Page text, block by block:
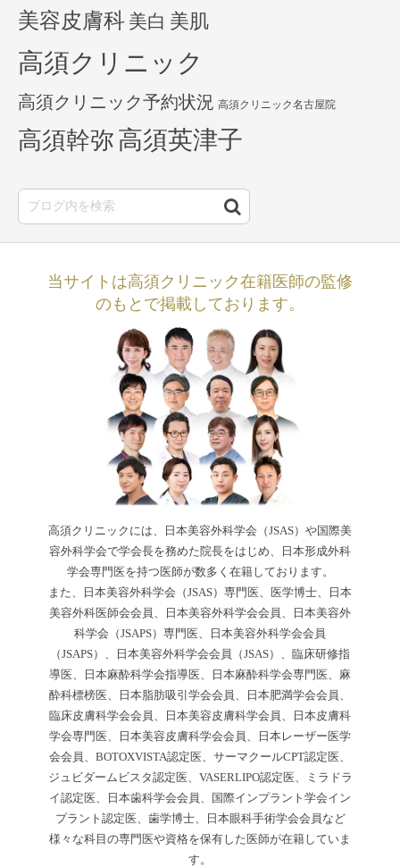
美容皮膚科 美白 美肌
高須クリニック
高須クリニック予約状況 高須クリニック名古屋院
高須幹弥 高須英津子
当サイトは高須クリニック在籍医師の監修
のもとで掲載しております。
高須クリニックには、日本美容外科学会（JSAS）や国際美
容外科学会で学会長を務めた院長をはじめ、日本形成外科
学会専門医を持つ医師が数多く在籍しております。
また、日本美容外科学会（JSAS）専門医、医学博士、日本
美容外科医師会会員、日本美容外科学会会員、日本美容外
科学会（JSAPS）専門医、日本美容外科学会会員
（JSAPS）、日本美容外科学会会員（JSAS）、臨床研修指
導医、日本麻酔科学会指導医、日本麻酔科学会専門医、麻
酔科標榜医、日本脂肪吸引学会会員、日本肥満学会会員、
臨床皮膚科学会会員、日本美容皮膚科学会員、日本皮膚科
学会専門医、日本美容皮膚科学会会員、日本レーザー医学
会会員、BOTOXVISTA認定医、サーマクールCPT認定医、
ジュビダームビスタ認定医、VASERLIPO認定医、ミラドラ
イ認定医、日本歯科学会会員、国際インプラント学会イン
プラント認定医、歯学博士、日本眼科手術学会会員など
様々な科目の専門医や資格を保有した医師が在籍していま
す。